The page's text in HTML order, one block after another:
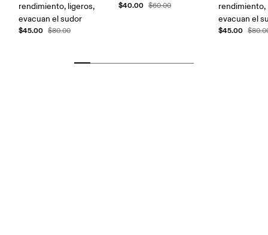
rendimiento, ligeros,
evacuan el sudor
$45.00 $80.00
$40.00 $60.00
rendimiento,
evacuan el
$45.00